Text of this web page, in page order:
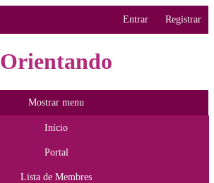
Entrar Registrar
Orientando
Mostrar menu
Início
Portal
Lista de Membres